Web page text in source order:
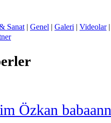
Sanat | Genel | Galeri | Videolar
Özkan